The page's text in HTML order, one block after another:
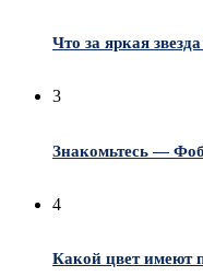
Что за яркая
3
Знакомьтесь —
4
Какой цвет имеют